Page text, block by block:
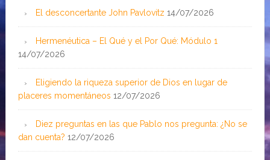
El desconcertante John Pavlovitz 14/07/2026
Hermenéutica – El Qué y el Por Qué: Módulo 1
14/07/2026
Eligiendo la riqueza superior de Dios en lugar de
placeres momentáneos 12/07/2026
Diez preguntas en las que Pablo nos pregunta: ¿No se
dan cuenta? 12/07/2026